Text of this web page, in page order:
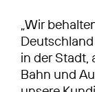
„Wir
in der Stadt,
Bahn und